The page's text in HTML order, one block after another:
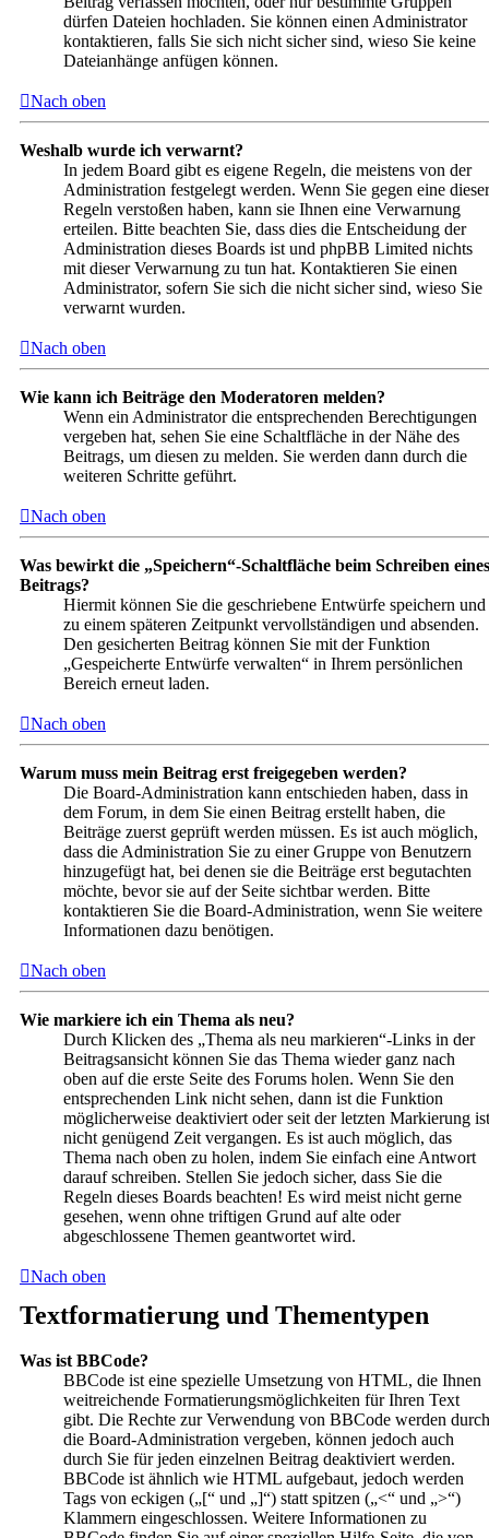
dürfen Dateien hochladen. Sie können einen Administrator
kontaktieren, falls Sie sich nicht sicher sind, wieso Sie keine
Dateianhänge anfügen können.
Nach oben
Weshalb wurde ich verwarnt?
In jedem Board gibt es eigene Regeln, die meistens von der
Administration festgelegt werden. Wenn Sie gegen eine dieser
Regeln verstoßen haben, kann sie Ihnen eine Verwarnung
erteilen. Bitte beachten Sie, dass dies die Entscheidung der
Administration dieses Boards ist und phpBB Limited nichts
mit dieser Verwarnung zu tun hat. Kontaktieren Sie einen
Administrator, sofern Sie sich die nicht sicher sind, wieso Sie
verwarnt wurden.
Nach oben
Wie kann ich Beiträge den Moderatoren melden?
Wenn ein Administrator die entsprechenden Berechtigungen
vergeben hat, sehen Sie eine Schaltfläche in der Nähe des
Beitrags, um diesen zu melden. Sie werden dann durch die
weiteren Schritte geführt.
Nach oben
Was bewirkt die „Speichern“-Schaltfläche beim Schreiben eines
Beitrags?
Hiermit können Sie die geschriebene Entwürfe speichern und
zu einem späteren Zeitpunkt vervollständigen und absenden.
Den gesicherten Beitrag können Sie mit der Funktion
„Gespeicherte Entwürfe verwalten“ in Ihrem persönlichen
Bereich erneut laden.
Nach oben
Warum muss mein Beitrag erst freigegeben werden?
Die Board-Administration kann entschieden haben, dass in
dem Forum, in dem Sie einen Beitrag erstellt haben, die
Beiträge zuerst geprüft werden müssen. Es ist auch möglich,
dass die Administration Sie zu einer Gruppe von Benutzern
hinzugefügt hat, bei denen sie die Beiträge erst begutachten
möchte, bevor sie auf der Seite sichtbar werden. Bitte
kontaktieren Sie die Board-Administration, wenn Sie weitere
Informationen dazu benötigen.
Nach oben
Wie markiere ich ein Thema als neu?
Durch Klicken des „Thema als neu markieren“-Links in der
Beitragsansicht können Sie das Thema wieder ganz nach
oben auf die erste Seite des Forums holen. Wenn Sie den
entsprechenden Link nicht sehen, dann ist die Funktion
möglicherweise deaktiviert oder seit der letzten Markierung ist
nicht genügend Zeit vergangen. Es ist auch möglich, das
Thema nach oben zu holen, indem Sie einfach eine Antwort
darauf schreiben. Stellen Sie jedoch sicher, dass Sie die
Regeln dieses Boards beachten! Es wird meist nicht gerne
gesehen, wenn ohne triftigen Grund auf alte oder
abgeschlossene Themen geantwortet wird.
Nach oben
Textformatierung und Thementypen
Was ist BBCode?
BBCode ist eine spezielle Umsetzung von HTML, die Ihnen
weitreichende Formatierungsmöglichkeiten für Ihren Text
gibt. Die Rechte zur Verwendung von BBCode werden durch
die Board-Administration vergeben, können jedoch auch
durch Sie für jeden einzelnen Beitrag deaktiviert werden.
BBCode ist ähnlich wie HTML aufgebaut, jedoch werden
Tags von eckigen („[“ und „]“) statt spitzen („<“ und „>“)
Klammern eingeschlossen. Weitere Informationen zu